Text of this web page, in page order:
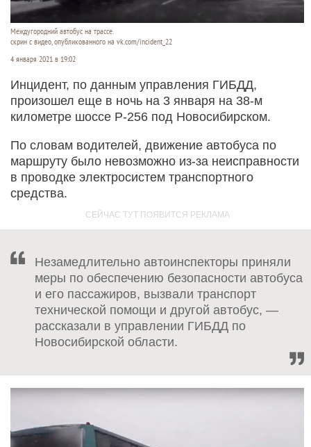
Междугородний автобус на трассе.
скрин с видео, опубликованного на vk.com/incident_22
4 января 2021 в 19:02
Инцидент, по данным управления ГИБДД,
произошел еще в ночь на 3 января на 38-м
километре шоссе Р-256 под Новосибирском.
По словам водителей, движение автобуса по
маршруту было невозможно из-за неисправности
в проводке электросистем транспортного
средства.
Незамедлительно автоинспекторы приняли
меры по обеспечению безопасности автобуса
и его пассажиров, вызвали транспорт
технической помощи и другой автобус, —
рассказали в управлении ГИБДД по
Новосибирской области.